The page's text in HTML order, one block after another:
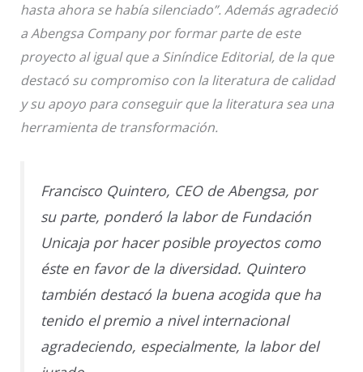
hasta ahora se había silenciado”. Además agradeció
a Abengsa Company por formar parte de este
proyecto al igual que a Siníndice Editorial, de la que
destacó su compromiso con la literatura de calidad
y su apoyo para conseguir que la literatura sea una
herramienta de transformación.
Francisco Quintero, CEO de Abengsa, por
su parte, ponderó la labor de Fundación
Unicaja por hacer posible proyectos como
éste en favor de la diversidad. Quintero
también destacó la buena acogida que ha
tenido el premio a nivel internacional
agradeciendo, especialmente, la labor del